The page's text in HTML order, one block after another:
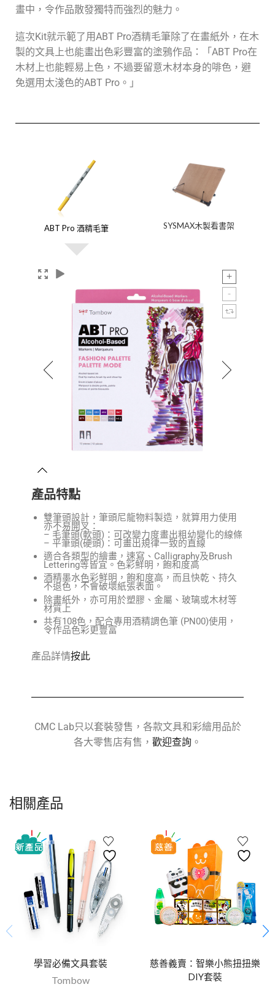
畫中，令作品散發獨特而強烈的魅力。
這次Kit就示範了用ABT Pro酒精毛筆除了在畫紙外，在木
製的文具上也能畫出色彩豐富的塗鴉作品：「ABT Pro在
木材上也能輕易上色，不過要留意木材本身的啡色，避
免選用太淺色的ABT Pro。」
ABT Pro 酒精毛筆 SYSMAX木製看書架
產品特點
雙筆頭設計，筆頭尼龍物料製造，就算用力使用
亦不易開叉：
– 毛筆頭(軟頭)：可改變力度畫出粗幼變化的線條
– 平筆頭(硬頭)：可畫出規律一致的直線
適合各類型的繪畫，速寫、Calligraphy及Brush
Lettering等皆宜。色彩鮮明，飽和度高
酒精墨水色彩鮮明，飽和度高，而且快乾、持久
不退色，不會破壞紙張表面。
除畫紙外，亦可用於塑膠、金屬、玻璃或木材等
材質上
共有108色，配合專用酒精調色筆 (PN00)使用，
令作品色彩更豐富
產品詳情按此
CMC Lab只以套裝發售，各款文具和彩繪用品於
各大零售店有售， 歡迎查詢 。
相關產品
學習必備文具套裝
Tombow
慈善義賣：智樂小熊扭扭樂
DIY套裝